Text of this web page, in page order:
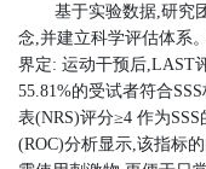
基于实验数据,研究
念,并建立科学评估体系
界定: 运动干预后,LAST
55.81%的受试者符合
表(NRS)评分≥4 作为
(ROC)分析显示,该指标